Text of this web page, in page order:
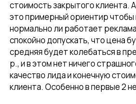
стоимость закрытого клиента.
это примерный ориентир чтобы
нормально ли работает
спокойно допускать, что цена
средняя будет колебаться в
р., и в этом нет ничего
качество лида и конечную
клиента. Особенно в первые 2